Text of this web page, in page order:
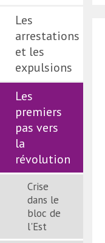
Les
arrestations
et les
expulsions
Les
premiers
pas vers
la
révolution
Crise
dans le
bloc de
l'Est